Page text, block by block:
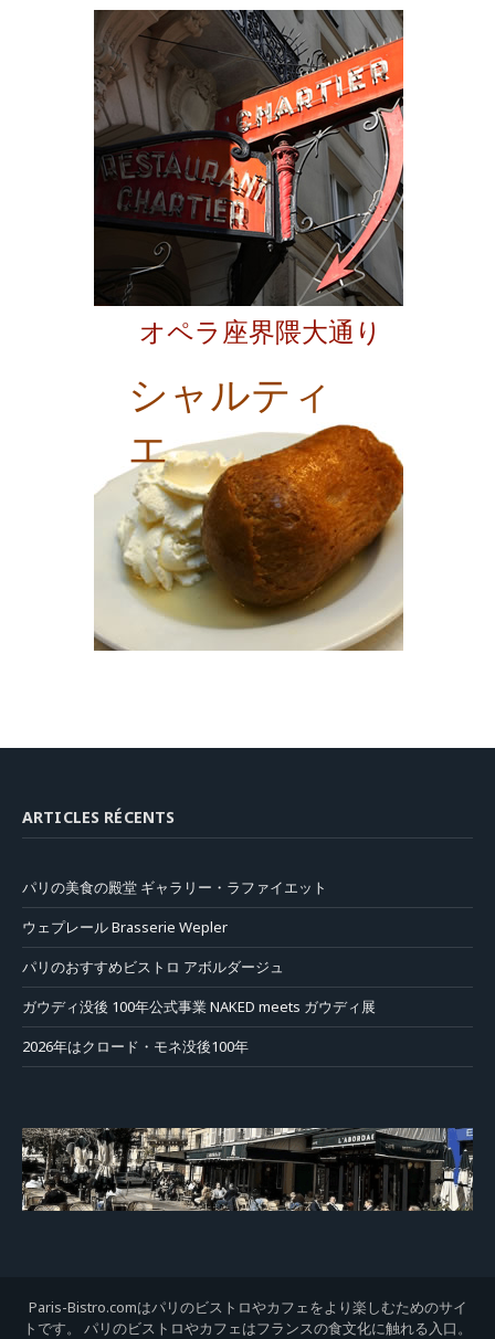
シャルティ
エ
オペラ座界隈大通り
ARTICLES RÉCENTS
パリの美食の殿堂 ギャラリー・ラファイエット
ウェプレール Brasserie Wepler
パリのおすすめビストロ アボルダージュ
ガウディ没後 100年公式事業 NAKED meets ガウディ展
2026年はクロード・モネ没後100年
Paris-Bistro.comはパリのビストロやカフェをより楽しむためのサイ
トです。 パリのビストロやカフェはフランスの食文化に触れる入口。